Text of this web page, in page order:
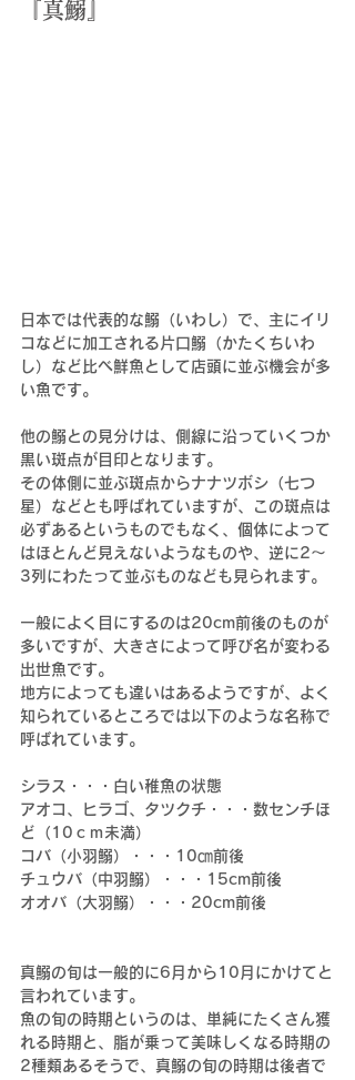
『真鰯』
日本では代表的な鰯（いわし）で、主にイリ
コなどに加工される片口鰯（かたくちいわ
し）など比べ鮮魚として店頭に並ぶ機会が多
い魚です。
他の鰯との見分けは、側線に沿っていくつか
黒い斑点が目印となります。
その体側に並ぶ斑点からナナツボシ（七つ
星）などとも呼ばれていますが、この斑点は
必ずあるというものでもなく、個体によって
はほとんど見えないようなものや、逆に2～
3列にわたって並ぶものなども見られます。
一般によく目にするのは20cm前後のものが
多いですが、大きさによって呼び名が変わる
出世魚です。
地方によっても違いはあるようですが、よく
知られているところでは以下のような名称で
呼ばれています。
シラス・・・白い稚魚の状態
アオコ、ヒラゴ、タツクチ・・・数センチほ
ど（10ｃｍ未満）
コバ（小羽鰯）・・・10㎝前後
チュウバ（中羽鰯）・・・15cm前後
オオバ（大羽鰯）・・・20cm前後
真鰯の旬は一般的に6月から10月にかけてと
言われています。
魚の旬の時期というのは、単純にたくさん獲
れる時期と、脂が乗って美味しくなる時期の
2種類あるそうで、真鰯の旬の時期は後者で